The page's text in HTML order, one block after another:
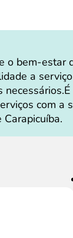
o bem-estar
a
com a
Carapicuíba.